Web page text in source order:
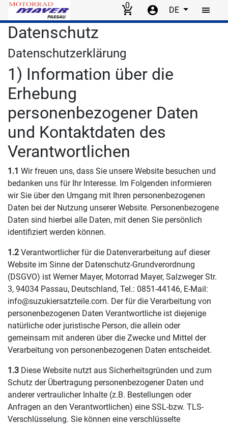
Skip to main content
0 DE
Datenschutz
Datenschutzerklärung
1) Information über die
Erhebung
personenbezogener Daten
und Kontaktdaten des
Verantwortlichen
1.1 Wir freuen uns, dass Sie unsere Website besuchen und
bedanken uns für Ihr Interesse. Im Folgenden informieren
wir Sie über den Umgang mit Ihren personenbezogenen
Daten bei der Nutzung unserer Website. Personenbezogene
Daten sind hierbei alle Daten, mit denen Sie persönlich
identifiziert werden können.
1.2 Verantwortlicher für die Datenverarbeitung auf dieser
Website im Sinne der Datenschutz-Grundverordnung
(DSGVO) ist Werner Mayer, Motorrad Mayer, Salzweger Str.
3, 94034 Passau, Deutschland, Tel.: 0851-44146, E-Mail:
info@suzukiersatzteile.com. Der für die Verarbeitung von
personenbezogenen Daten Verantwortliche ist diejenige
natürliche oder juristische Person, die allein oder
gemeinsam mit anderen über die Zwecke und Mittel der
Verarbeitung von personenbezogenen Daten entscheidet.
1.3 Diese Website nutzt aus Sicherheitsgründen und zum
Schutz der Übertragung personenbezogener Daten und
anderer vertraulicher Inhalte (z.B. Bestellungen oder
Anfragen an den Verantwortlichen) eine SSL-bzw. TLS-
Verschlüsselung. Sie können eine verschlüsselte